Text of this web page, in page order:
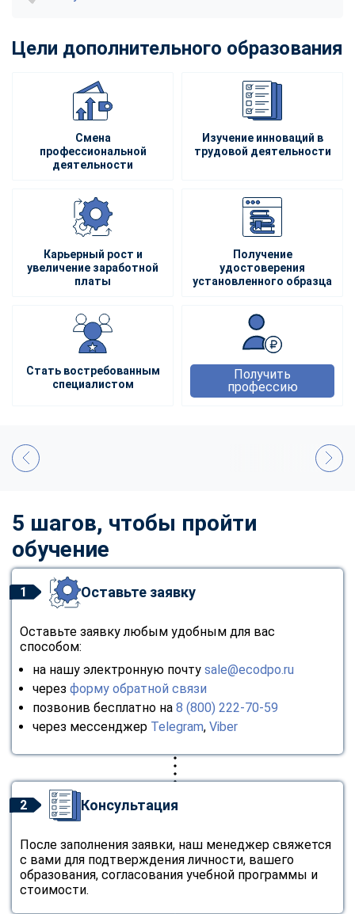
Цели дополнительного образования
Смена
профессиональной
деятельности
Изучение инноваций в
трудовой деятельности
Карьерный рост и
увеличение заработной
платы
Получение
удостоверения
установленного образца
Стать востребованным
специалистом
Получить
профессию
5 шагов, чтобы пройти
обучение
1 Оставьте заявку
Оставьте заявку любым удобным для вас
способом:
на нашу электронную почту sale@ecodpo.ru
через форму обратной связи
позвонив бесплатно на 8 (800) 222-70-59
через мессенджер Telegram, Viber
2 Консультация
После заполнения заявки, наш менеджер свяжется
с вами для подтверждения личности, вашего
образования, согласования учебной программы и
стоимости.